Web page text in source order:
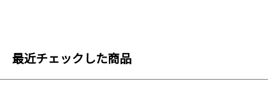
最近チェックした商品